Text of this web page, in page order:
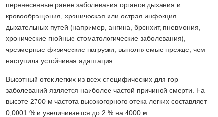
перенесенные ранее заболевания органов дыхания и
кровообращения, хроническая или острая инфекция
дыхательных путей (например, ангина, бронхит, пневмония,
хронические гнойные стоматологические заболевания),
чрезмерные физические нагрузки, выполняемые прежде, чем
наступила устойчивая адаптация.
Высотный отек легких из всех специфических для гор
заболеваний является наиболее частой причиной смерти. На
высоте 2700 м частота высокогорного отека легких составляет
0,0001 % и увеличивается до 2 % на 4000 м.